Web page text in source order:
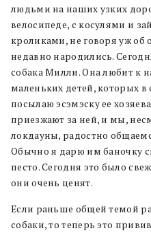
людьми на наших узких
велосипеде, с косулями и
кроликами, не говоря уж об
недавно народились.
собака Милли. Она любит к
маленьких детей, которых в
посылаю эсэмэску ее
приезжают за ней, и мы,
локдауны, радостно
Обычно я дарю им баночку
песто. Сегодня это было
они очень ценят.
Если раньше общей темой
собаки, то теперь это